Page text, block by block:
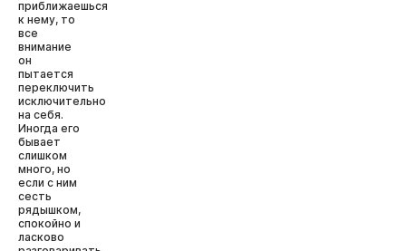
приближаешься
к нему, то
все
внимание
он
пытается
переключить
исключительно
на себя.
Иногда его
бывает
слишком
много, но
если с ним
сесть
рядышком,
спокойно и
ласково